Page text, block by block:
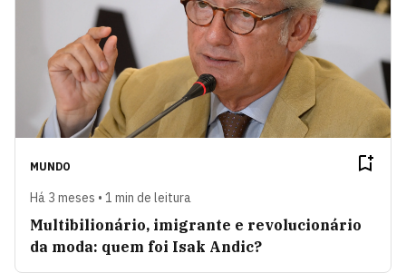
MUNDO
Há 3 meses • 1 min de leitura
Multibilionário, imigrante e revolucionário
da moda: quem foi Isak Andic?